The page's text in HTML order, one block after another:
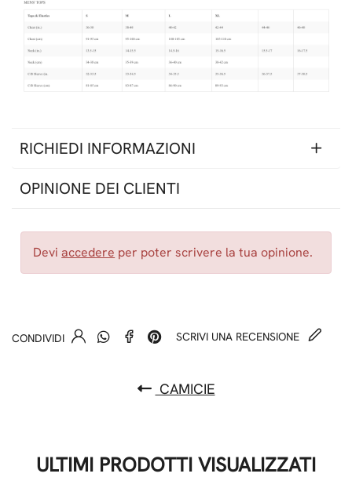
RICHIEDI INFORMAZIONI
OPINIONE DEI CLIENTI
Deviaccedere per poter scrivere la tua opinione.
CONDIVIDI SCRIVI UNA RECENSIONE
CAMICIE
ULTIMI PRODOTTI VISUALIZZATI